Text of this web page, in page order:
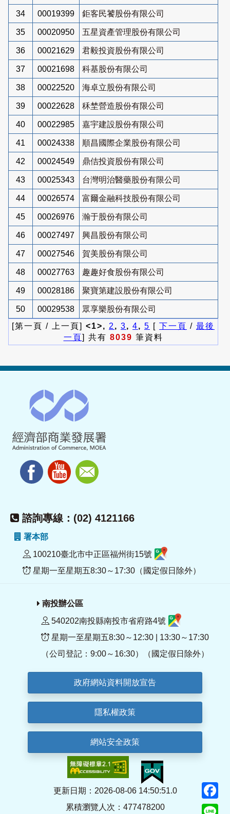
34 00019399 鉅客民饕股份有限公司
35 00020950 五星資產管理股份有限公司
36 00021629 君毅投資股份有限公司
37 00021698 科基股份有限公司
38 00022520 海卓立股份有限公司
39 00022628 秝埜營造股份有限公司
40 00022985 嘉宇建設股份有限公司
41 00024338 順昌國際企業股份有限公司
42 00024549 鼎佶投資股份有限公司
43 00025343 台灣明治醫藥股份有限公司
44 00026574 富爾金融科技股份有限公司
45 00026976 瀚于股份有限公司
46 00027497 興昌股份有限公司
47 00027546 賀美股份有限公司
48 00027763 趣趣好食股份有限公司
49 00028186 聚寶第建設股份有限公司
50 00029538
眾享樂股份有限公司
[第一頁 / 上一頁] <1>, 2 , 3, 4, 5 [ 下一頁 / 最後
一頁] 共有 8039 筆資料
諮詢專線：(02) 4121166
署本部
100210臺北市中正區福州街15號
星期一至星期五8:30～17:30（國定假日除外）
南投辦公區
540202南投縣南投市省府路4號
星期一至星期五8:30～12:30 | 13:30～17:30
（公司登記：9:00～16:30）（國定假日除外）
政府網站資料開放宣告
隱私權政策
網站安全政策
更新日期：2026-08-06 14:50:51.0
累積瀏覽人次：477478200